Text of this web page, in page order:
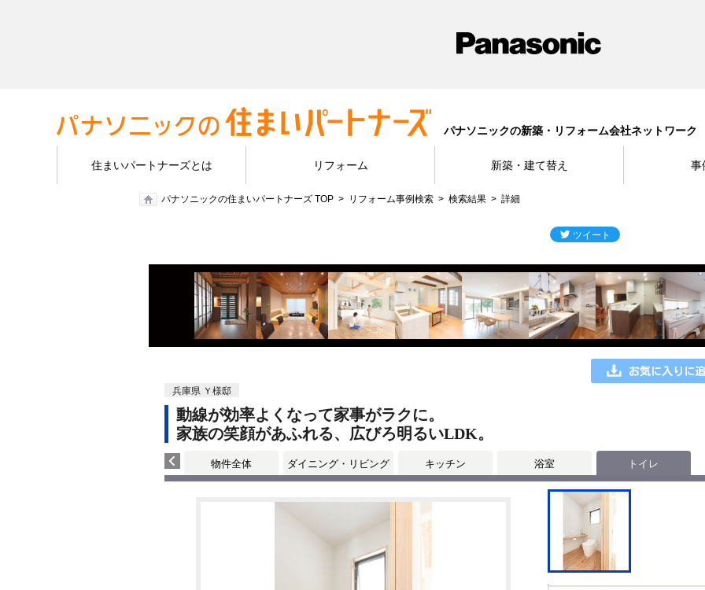
パナソニックの新築・リフォーム会社ネットワーク
住まいパートナーズとは リフォーム 新築・建て替え 事
パナソニックの住まいパートナーズ TOP リフォーム事例検索 検索結果 詳細
兵庫県 Ｙ様邸
動線が効率よくなって家事がラクに。
家族の笑顔があふれる、広びろ明るいLDK。
物件全体 ダイニング・リビング キッチン 浴室 トイレ